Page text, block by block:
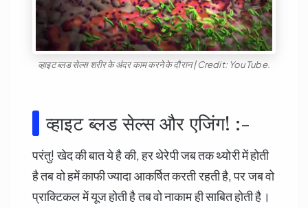
व्हाइट ब्लड सेल्स शरीर के अंदर काम करने के दौरान | Credit: You Tube.
व्हाइट ब्लड सेल्स और एजिंग! :-
परंतु! खेद की बात ये है की, हर थेरेपी जब तक थ्योरी में होती
है तब वो हमें काफी ज्यादा आकर्षित करती रहती है, पर जब वो
प्राक्टिकल में यूज होती है तब वो नाकाम ही साबित होती है।